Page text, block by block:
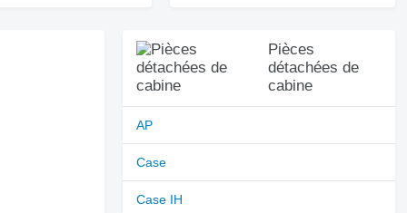
Pièces
détachées de
cabine
AP
Case
Case IH